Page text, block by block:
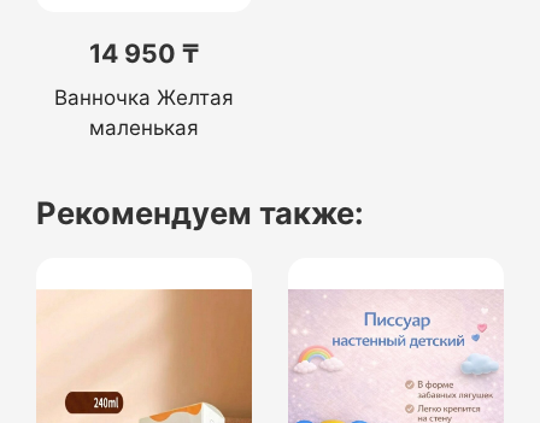
14 950 ₸
Ванночка Желтая
маленькая
Рекомендуем также: